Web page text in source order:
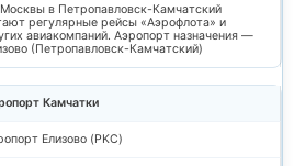
в Петропавловск-Камчатский
регулярные рейсы «Аэрофлота» и
авиакомпаний. Аэропорт назначения —
(Петропавловск-Камчатский)
Камчатки
Елизово (PKC)